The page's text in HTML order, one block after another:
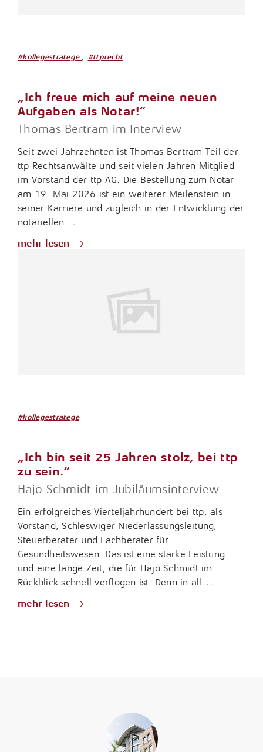
#kollegestratege , #ttprecht
„Ich freue mich auf meine neuen
Aufgaben als Notar!“
Thomas Bertram im Interview
Seit zwei Jahrzehnten ist Thomas Bertram Teil der
ttp Rechtsanwälte und seit vielen Jahren Mitglied
im Vorstand der ttp AG. Die Bestellung zum Notar
am 19. Mai 2026 ist ein weiterer Meilenstein in
seiner Karriere und zugleich in der Entwicklung der
notariellen…
mehr lesen
#kollegestratege
„Ich bin seit 25 Jahren stolz, bei ttp
zu sein.“
Hajo Schmidt im Jubiläumsinterview
Ein erfolgreiches Vierteljahrhundert bei ttp, als
Vorstand, Schleswiger Niederlassungsleitung,
Steuerberater und Fachberater für
Gesundheitswesen. Das ist eine starke Leistung –
und eine lange Zeit, die für Hajo Schmidt im
Rückblick schnell verflogen ist. Denn in all…
mehr lesen